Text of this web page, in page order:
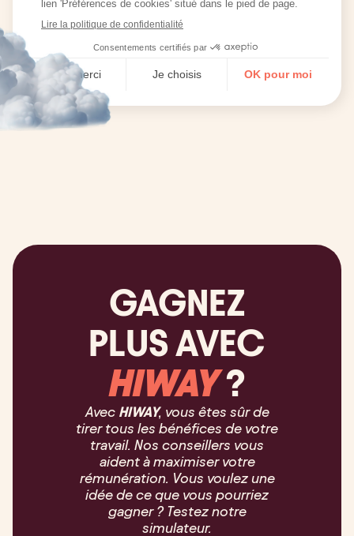
GAGNEZ
PLUS AVEC
HIWAY?
Avec HIWAY, vous êtes sûr de
tirer tous les bénéfices de votre
travail. Nos conseillers vous
aident à maximiser votre
rémunération. Vous voulez une
idée de ce que vous pourriez
gagner ? Testez notre
simulateur.